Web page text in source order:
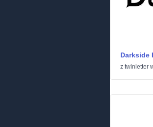
Darkside
z twinletter